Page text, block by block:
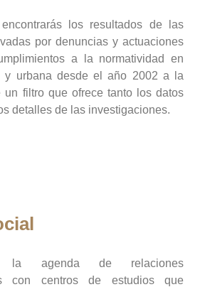
los resultados de las
por denuncias y actuaciones
a la normatividad en
y urbana desde el año 2002 a la
un filtro que ofrece tanto los datos
detalles de las investigaciones.
la agenda de relaciones
con centros de estudios que